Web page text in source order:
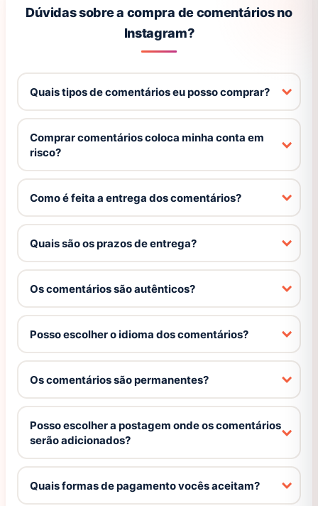
Dúvidas sobre a compra de comentários no
Instagram?
Quais tipos de comentários eu posso comprar?
Comprar comentários coloca minha conta em
risco?
Como é feita a entrega dos comentários?
Quais são os prazos de entrega?
Os comentários são autênticos?
Posso escolher o idioma dos comentários?
Os comentários são permanentes?
Posso escolher a postagem onde os comentários
serão adicionados?
Quais formas de pagamento vocês aceitam?